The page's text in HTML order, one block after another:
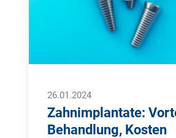
26.01.2024
Zahnimplantate:
Behandlung, Kosten